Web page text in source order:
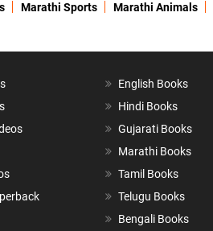
Marathi Sports Marathi Animals
English Books
Hindi Books
Gujarati Books
Marathi Books
Tamil Books
Telugu Books
Bengali Books